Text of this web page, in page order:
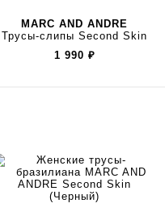
MARC AND ANDRE
Трусы-слипы Second Skin
1 990 ₽